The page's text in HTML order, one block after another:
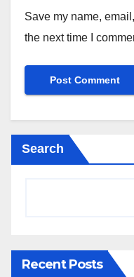
Save my name,
the next time I
Search
Recent Posts